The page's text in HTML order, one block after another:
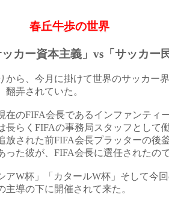
歩の世界
カー資本主義」vs「サッカー
から、今月に掛けて世界のサッカー
翻弄されていた。
在のFIFA会長であるインファンティ
長らくFIFAの事務局スタッフとして
放された前FIFA会長プラッターの後
った彼が、 FIFA会長に選任されたの
アW杯」「カタールW杯」そして今
主導の下に開催されて来た。